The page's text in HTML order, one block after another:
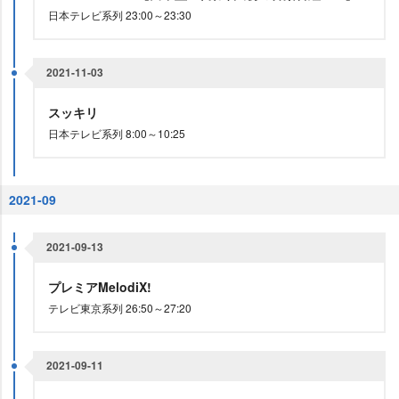
日本テレビ系列 23:00～23:30
2021-11-03
スッキリ
日本テレビ系列 8:00～10:25
2021-09
2021-09-13
プレミアMelodiX!
テレビ東京系列 26:50～27:20
2021-09-11